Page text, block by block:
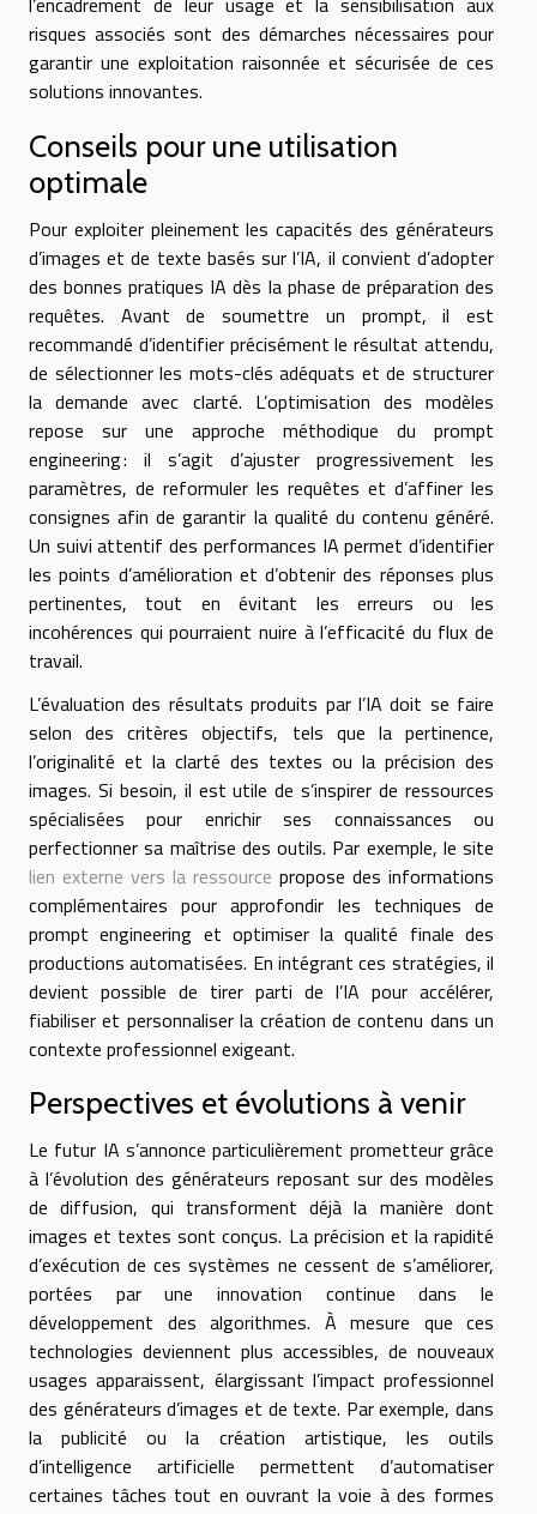
risques associés sont des démarches nécessaires pour
garantir une exploitation raisonnée et sécurisée de ces
solutions innovantes.
Conseils pour une utilisation
optimale
Pour exploiter pleinement les capacités des générateurs
d’images et de texte basés sur l’IA, il convient d’adopter
des bonnes pratiques IA dès la phase de préparation des
requêtes. Avant de soumettre un prompt, il est
recommandé d’identifier précisément le résultat attendu,
de sélectionner les mots-clés adéquats et de structurer
la demande avec clarté. L’optimisation des modèles
repose sur une approche méthodique du prompt
engineering : il s’agit d’ajuster progressivement les
paramètres, de reformuler les requêtes et d’affiner les
consignes afin de garantir la qualité du contenu généré.
Un suivi attentif des performances IA permet d’identifier
les points d’amélioration et d’obtenir des réponses plus
pertinentes, tout en évitant les erreurs ou les
incohérences qui pourraient nuire à l’efficacité du flux de
travail.
L’évaluation des résultats produits par l’IA doit se faire
selon des critères objectifs, tels que la pertinence,
l’originalité et la clarté des textes ou la précision des
images. Si besoin, il est utile de s’inspirer de ressources
spécialisées pour enrichir ses connaissances ou
perfectionner sa maîtrise des outils. Par exemple, le site
lien externe vers la ressource propose des informations
complémentaires pour approfondir les techniques de
prompt engineering et optimiser la qualité finale des
productions automatisées. En intégrant ces stratégies, il
devient possible de tirer parti de l’IA pour accélérer,
fiabiliser et personnaliser la création de contenu dans un
contexte professionnel exigeant.
Perspectives et évolutions à venir
Le futur IA s’annonce particulièrement prometteur grâce
à l’évolution des générateurs reposant sur des modèles
de diffusion, qui transforment déjà la manière dont
images et textes sont conçus. La précision et la rapidité
d’exécution de ces systèmes ne cessent de s’améliorer,
portées par une innovation continue dans le
développement des algorithmes. À mesure que ces
technologies deviennent plus accessibles, de nouveaux
usages apparaissent, élargissant l’impact professionnel
des générateurs d’images et de texte. Par exemple, dans
la publicité ou la création artistique, les outils
d’intelligence artificielle permettent d’automatiser
certaines tâches tout en ouvrant la voie à des formes